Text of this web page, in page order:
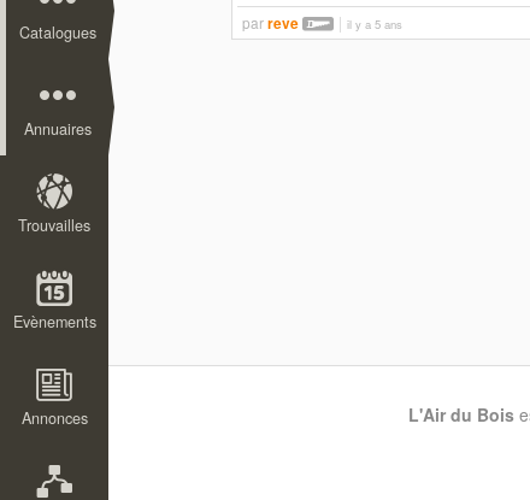
Catalogues
Annuaires
Trouvailles
Evènements
Annonces
parreve il y a 5 ans
L'Air du Bois